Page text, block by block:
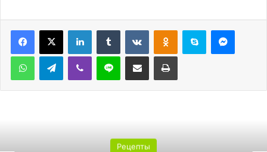
LinkedInTumblr ВконтактеОдноклассники
Skype
WhatsAppTelegramViber Line Поделиться через электронную почту Печатать
Рецепты